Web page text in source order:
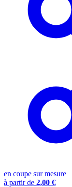
en coupe sur mesure
à partir de 2,00 €